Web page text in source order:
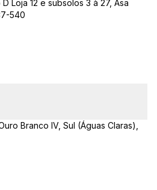
Loja 12 e subsolos 3 à 27, Asa
540
Branco IV, Sul (Águas Claras),